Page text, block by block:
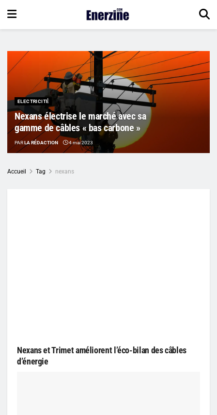
ELECTRICITÉ
Nexans électrise le marché avec sa
gamme de câbles « bas carbone »
PARLA RÉDACTION 4 mai 2023
Accueil Tag nexans
Nexans et Trimet améliorent l’éco-bilan des câbles
d’énergie